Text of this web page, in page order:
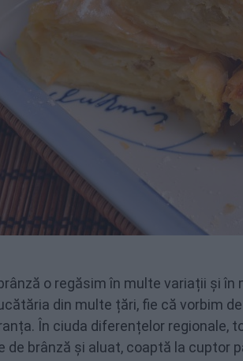
o regăsim în multe variații și
din multe țări, fie că vorbim
În ciuda diferențelor
de brânză și aluat, coaptă la cuptor